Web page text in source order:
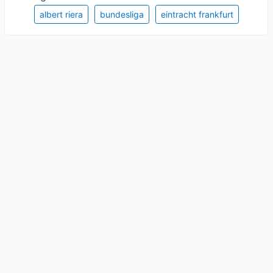
albert riera bundesliga eintracht frankfurt